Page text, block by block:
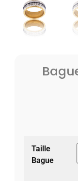
Taille
Bague